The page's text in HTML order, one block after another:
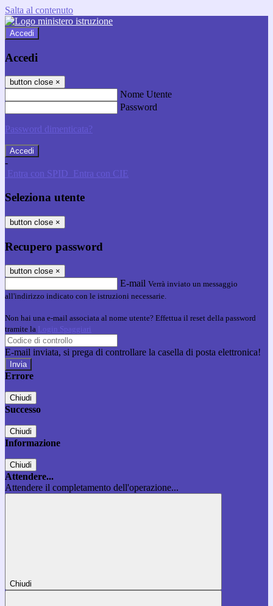
Salta al contenuto
Accedi
Accedi
button close ×
Nome Utente
Password
Password dimenticata?
-
Entra con SPID Entra con CIE
Seleziona utente
button close ×
Recupero password
button close ×
E-mail Verrà inviato un messaggio
all'indirizzo indicato con le istruzioni necessarie.
Non hai una e-mail associata al nome utente? Effettua il reset della password
tramite la Login Spaggiari
E-mail inviata, si prega di controllare la casella di posta elettronica!
Errore
Chiudi
Successo
Chiudi
Informazione
Chiudi
Attendere...
Attendere il completamento dell'operazione...
Chiudi